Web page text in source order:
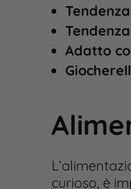
Adatto
curioso, è